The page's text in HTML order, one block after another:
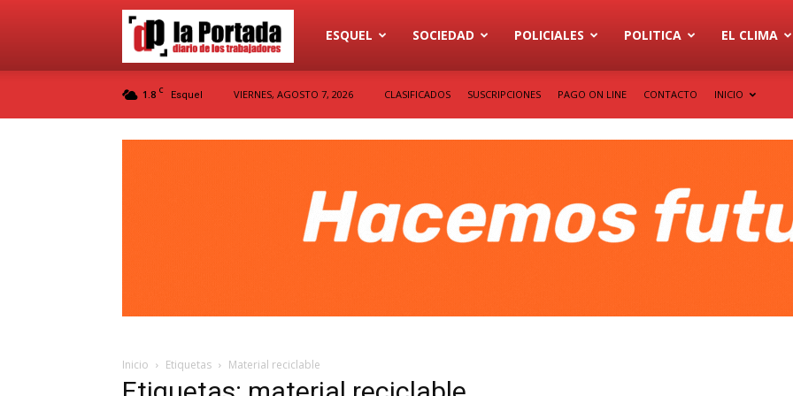
Diario
ESQUEL SOCIEDAD POLICIALES POLITICA EL CLIMA
1.8 C Esquel VIERNES, AGOSTO 7, 2026 CLASIFICADOS SUSCRIPCIONES PAGO ON LINE CONTACTO INICIO
Inicio Etiquetas Material reciclable